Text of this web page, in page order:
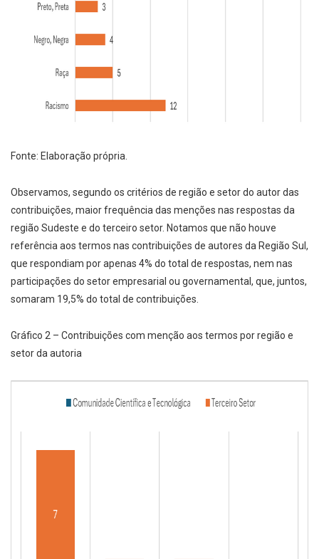
Fonte: Elaboração própria.
Observamos, segundo os critérios de região e setor do autor das
contribuições, maior frequência das menções nas respostas da
região Sudeste e do terceiro setor. Notamos que não houve
referência aos termos nas contribuições de autores da Região Sul,
que respondiam por apenas 4% do total de respostas, nem nas
participações do setor empresarial ou governamental, que, juntos,
somaram 19,5% do total de contribuições.
Gráfico 2 – Contribuições com menção aos termos por região e
setor da autoria